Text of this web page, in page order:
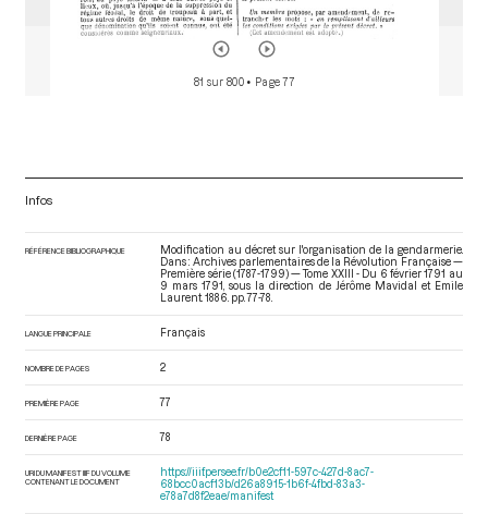
81 sur 800 • Page 77
Infos
RÉFÉRENCE BIBLIOGRAPHIQUE
Modification au décret sur l'organisation de la gendarmerie.
Dans : Archives parlementaires de la Révolution Française —
Première série (1787-1799) — Tome XXIII - Du 6 février 1791 au
9 mars 1791
, sous la direction de Jérôme Mavidal et Emile
Laurent. 1886. pp. 77-78.
LANGUE PRINCIPALE Français
NOMBRE DE PAGES 2
PREMIÈRE PAGE 77
DERNIÈRE PAGE 78
URI DU MANIFEST IIIF DU VOLUME
CONTENANT LE DOCUMENT
https://iiif.persee.fr/b0e2cf11-597c-427d-8ac7-
68bcc0acf13b/d26a8915-1b6f-4fbd-83a3-
e78a7d8f2eae/manifest